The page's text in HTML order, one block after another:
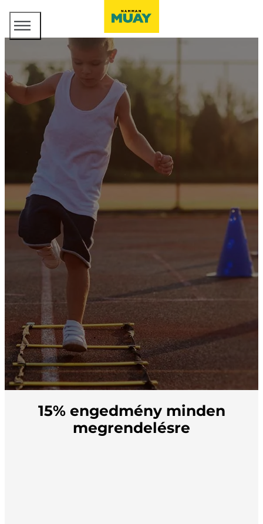
15% engedmény minden
megrendelésre